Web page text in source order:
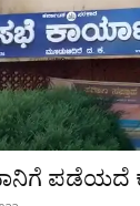
ಪಡೆಯದೆ